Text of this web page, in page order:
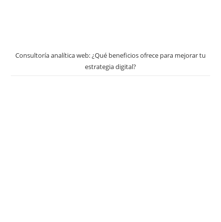
Consultoría analítica web: ¿Qué beneficios ofrece para mejorar tu
estrategia digital?